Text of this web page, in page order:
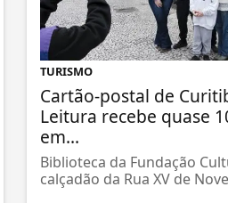
TURISMO
Cartão-postal de
Leitura recebe quase
em...
Biblioteca da Fundação
calçadão da Rua XV de